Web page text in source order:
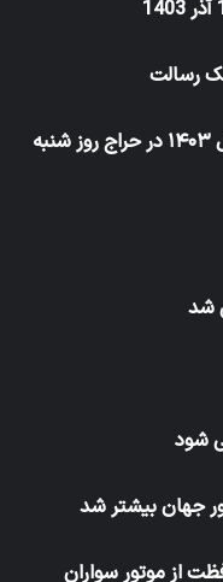
عرضه ربع سکه و تمام سکه ضرب سال ۱۴۰۳ در حراج روز شنبه
شد
شود
از موتور سواران